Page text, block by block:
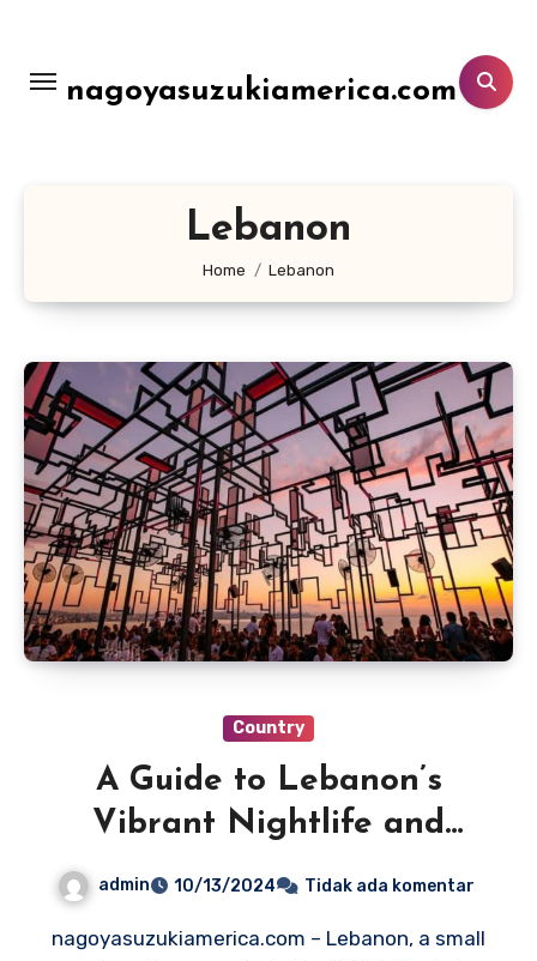
konten nagoyasuzukiamerica.com
Lebanon
Home Lebanon
Country
A Guide to Lebanon’s
Vibrant Nightlife and
admin 10/13/2024 Tidak ada komentar
nagoyasuzukiamerica.com – Lebanon, a small